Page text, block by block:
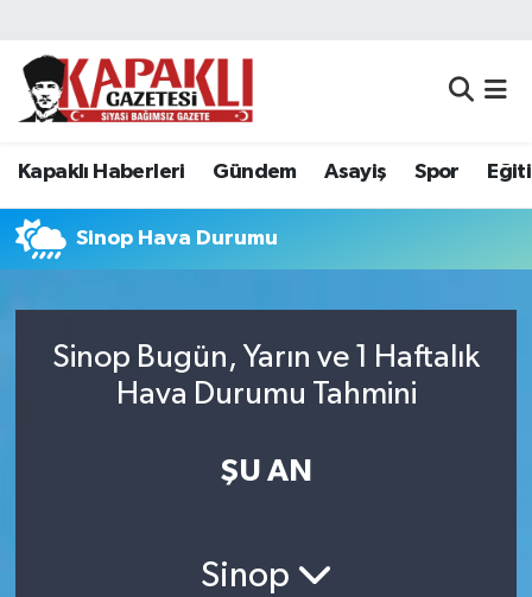
Kapaklı Haberleri Gündem Asayiş Spor
Sinop Hava Durumu
Sinop Bugün, Yarın ve 1 Haftalık
Hava Durumu Tahmini
ŞU AN
Sinop
Kapaklı Haberleri
Asayiş
Spor
Siyaset
Tekirdağ Nöbetçi Eczaneler
Tekirdağ Namaz Vakitleri
Tekirdağ Trafik Yoğunluk Haritası
Tüm Manşetler